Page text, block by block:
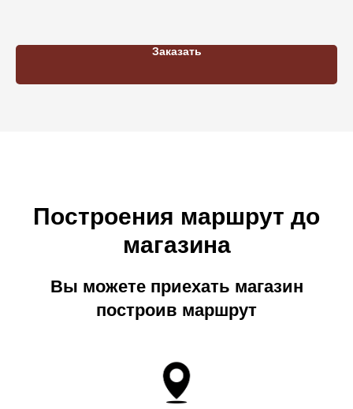
Заказать
Построения маршрут до
магазина
Вы можете приехать магазин
построив маршрут